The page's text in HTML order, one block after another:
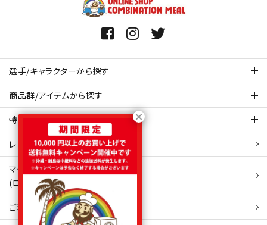
選手/キャラクターから探す
商品群/アイテムから探す
特集ページを見てみる
レビュー・口コミ 一覧ページ
マイアカウント
(ログイン/新規会員登録)
ご利用ガイド